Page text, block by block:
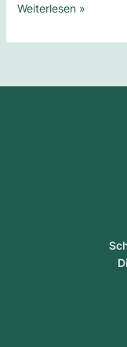
Weiterlesen »